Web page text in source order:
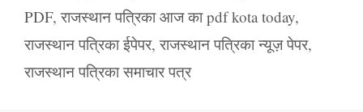
PDF, राजस्थान पत्रिका आज का pdf kota today,
राजस्थान पत्रिका ईपेपर, राजस्थान पत्रिका न्यूज़ पेपर,
राजस्थान पत्रिका समाचार पत्र